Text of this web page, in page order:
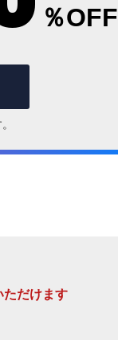
％OFF
だけます